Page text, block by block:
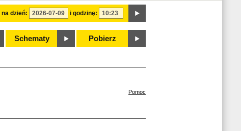
na dzień: i godzinę:
Schematy Pobierz
Pomoc